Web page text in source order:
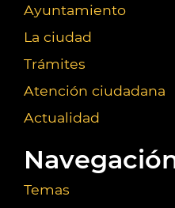
Ayuntamiento
La ciudad
Trámites
Atención ciudadana
Actualidad
Temas